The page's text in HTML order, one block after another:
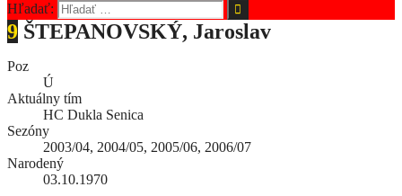
Hľadať:
9 ŠTEPANOVSKÝ, Jaroslav
Poz
Ú
Aktuálny tím
HC Dukla Senica
Sezóny
2003/04, 2004/05, 2005/06, 2006/07
Narodený
03.10.1970